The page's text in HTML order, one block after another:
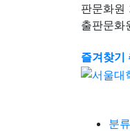
판문화원
출판문화
즐겨찾기
분